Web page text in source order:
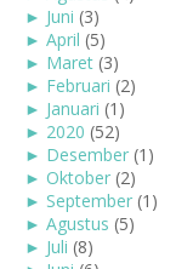
► Juni (3)
► April (5)
► Maret (3)
► Februari (2)
► Januari (1)
► 2020 (52)
► Desember (1)
► Oktober (2)
► September (1)
► Agustus (5)
► Juli (8)